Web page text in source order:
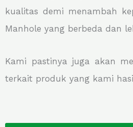
kualitas demi menambah
Manhole yang berbeda dan
Kami pastinya juga akan
terkait produk yang kami